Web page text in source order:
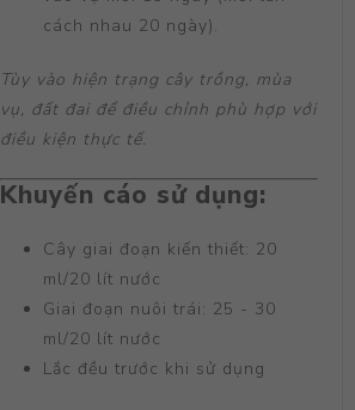
cách nhau 20 ngày).
Tùy vào hiện trạng cây trồng, mùa
vụ, đất đai để điều chỉnh phù hợp với
điều kiện thực tế.
Khuyến cáo sử dụng:
Cây giai đoạn kiến thiết: 20
ml/20 lít nước
Giai đoạn nuôi trái: 25 - 30
ml/20 lít nước
Lắc đều trước khi sử dụng